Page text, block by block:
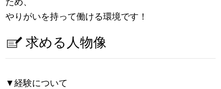
やりがいを持って働ける環境です！
求める人物像
▼経験について